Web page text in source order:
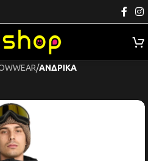
ΑΝΔΡΙΚΑ